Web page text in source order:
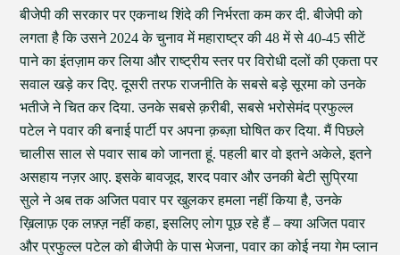
बीजेपी की सरकार पर एकनाथ शिंदे की निर्भरता कम कर दी. बीजेपी को
लगता है कि उसने 2024 के चुनाव में महाराष्ट्र की 48 में से 40-45 सीटें
पाने का इंतज़ाम कर लिया और राष्ट्रीय स्तर पर विरोधी दलों की एकता पर
सवाल खड़े कर दिए. दूसरी तरफ राजनीति के सबसे बड़े सूरमा को उनके
भतीजे ने चित कर दिया. उनके सबसे क़रीबी, सबसे भरोसेमंद प्रफुल्ल
पटेल ने पवार की बनाई पार्टी पर अपना क़ब्ज़ा घोषित कर दिया. मैं पिछले
चालीस साल से पवार साब को जानता हूं. पहली बार वो इतने अकेले, इतने
असहाय नज़र आए. इसके बावजूद, शरद पवार और उनकी बेटी सुप्रिया
सुले ने अब तक अजित पवार पर खुलकर हमला नहीं किया है, उनके
ख़िलाफ़ एक लफ़्ज़ नहीं कहा, इसलिए लोग पूछ रहे हैं – क्या अजित पवार
और प्रफुल्ल पटेल को बीजेपी के पास भेजना, पवार का कोई नया गेम प्लान